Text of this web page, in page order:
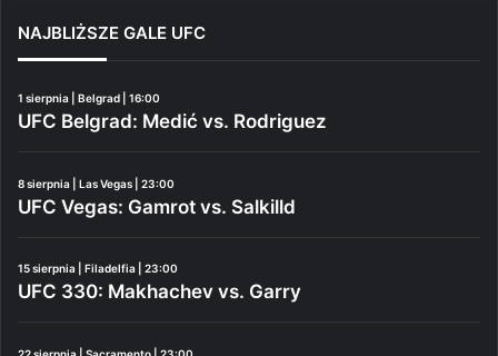
NAJBLIŻSZE GALE UFC
1 sierpnia | Belgrad | 16:00
UFC Belgrad: Medić vs. Rodriguez
8 sierpnia | Las Vegas | 23:00
UFC Vegas: Gamrot vs. Salkilld
15 sierpnia | Filadelfia | 23:00
UFC 330: Makhachev vs. Garry